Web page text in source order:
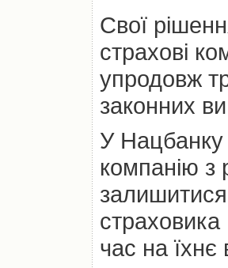
Свої
страхові
упродовж
законних
У Нацбанку
компанію з
час на